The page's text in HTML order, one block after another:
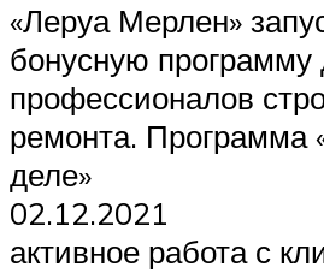
«Леруа Мерлен»
бонусную программу
профессионалов
ремонта. Программа
деле»
02.12.2021
активное работа с